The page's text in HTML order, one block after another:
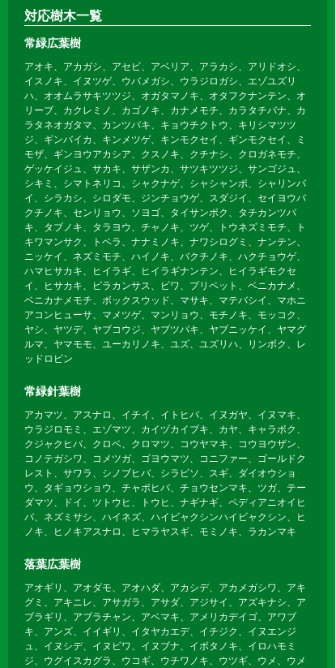
対応樹木一覧
常緑広葉樹
アオキ、アカガシ、アセビ、アベリア、アラカシ、アリドオシ、
イスノキ、イヌツゲ、ウバメガシ、ウラジロガシ、エゾユズリ
ハ、オオムラサキツツジ、オガタマノキ、オタフクナンテン、オ
リーブ、カクレミノ、カゴノキ、カナメモチ、カラタチバナ、カ
ラタネオガタマ、カンツバキ、キョウチクトウ、キリシマツツ
ジ、ギンバイカ、キンメツゲ、キンモクセイ、ギンモクセイ、ミ
モザ、ギンヨウアカシア、クスノキ、クチナシ、クロガネモチ、
ゲッケイジュ、サカキ、サザンカ、サツキツツジ、サンゴジュ、
シキミ、シマトネリコ、シャクナゲ、シャシャンポ、シャリンバ
イ、シラカシ、シロダモ、ジンチョウゲ、スダジイ、セイヨウバ
クチノキ、センリョウ、ソヨゴ、タイサンボク、タチカンツバ
キ、タブノキ、タラヨウ、チャノキ、ツゲ、トウネズミモチ、ト
キワマンサク、トベラ、ナナミノキ、ナワシログミ、ナンテン、
ニッケイ、ネズミモチ、ハイノキ、バクチノキ、ハクチョウゲ、
ハマヒサカキ、ヒイラギ、ヒイラギナンテン、ヒイラギモクセ
イ、ヒサカキ、ピラカンサス、ビワ、プリペット、ベニカナメ、
ベニカナメモチ、ボックスウッド、マサキ、マテバシイ、マホニ
アコンヒューサ、マメツゲ、マンリョウ、モチノキ、モッコク、
ヤシ、ヤツデ、ヤブコウジ、ヤブツバキ、ヤブニッケイ、ヤマグ
ルマ、ヤマモモ、ユーカリノキ、ユズ、ユズリハ、リンボク、レ
ッドロビン
常緑針葉樹
アカマツ、アスナロ、イチイ、イトヒバ、イヌガヤ、イヌマキ、
ウラジロモミ、エゾマツ、カイヅカイブキ、カヤ、キャラボク、
クジャクヒバ、クロベ、クロマツ、コウヤマキ、コウヨウザン、
コノテガシワ、コメツガ、ゴヨウマツ、コニファー、ゴールドク
レスト、サワラ、シノブヒバ、シラビソ、スギ、ダイオウショ
ウ、タギョウショウ、チャボヒバ、チョウセンマキ、ツガ、テー
ダマツ、ドイ、ツトウヒ、トウヒ、ナギナギ、ペディアニオイヒ
バ、ネズミサシ、ハイネズ、ハイビャクシンハイビャクシン、ヒ
ノキ、ヒノキアスナロ、ヒマラヤスギ、モミノキ、ラカンマキ
落葉広葉樹
アオギリ、アオダモ、アオハダ、アカシデ、アカメガシワ、アキ
グミ、アキニレ、アサガラ、アサダ、アジサイ、アズキナシ、ア
ブラギリ、アブラチャン、アベマキ、アメリカデイゴ、アワブ
キ、アンズ、イイギリ、イタヤカエデ、イチジク、イヌエンジ
ュ、イヌシデ、イヌビワ、イヌブナ、イボタノキ、イロハモミ
ジ、ウグイスカグラ、ウコギ、ウチワノキ、ウツギ、ウメ、ウメ